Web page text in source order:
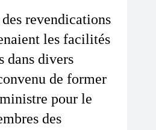
revendications
les facilités
dans divers
de former
pour le
des